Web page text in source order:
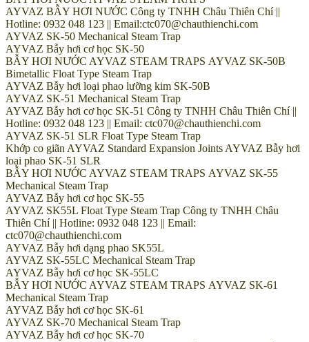
AYVAZ BẪY HƠI NƯỚC Công ty TNHH Châu Thiên Chí ||
Hotline: 0932 048 123 || Email:ctc070@chauthienchi.com
AYVAZ SK-50 Mechanical Steam Trap
AYVAZ Bẫy hơi cơ học SK-50
BẪY HƠI NƯỚC AYVAZ STEAM TRAPS AYVAZ SK-50B
Bimetallic Float Type Steam Trap
AYVAZ Bẫy hơi loại phao lưỡng kim SK-50B
AYVAZ SK-51 Mechanical Steam Trap
AYVAZ Bẫy hơi cơ học SK-51 Công ty TNHH Châu Thiên Chí ||
Hotline: 0932 048 123 || Email: ctc070@chauthienchi.com
AYVAZ SK-51 SLR Float Type Steam Trap
Khớp co giãn AYVAZ Standard Expansion Joints AYVAZ Bẫy hơi
loại phao SK-51 SLR
BẪY HƠI NƯỚC AYVAZ STEAM TRAPS AYVAZ SK-55
Mechanical Steam Trap
AYVAZ Bẫy hơi cơ học SK-55
AYVAZ SK55L Float Type Steam Trap Công ty TNHH Châu
Thiên Chí || Hotline: 0932 048 123 || Email:
ctc070@chauthienchi.com
AYVAZ Bẫy hơi dạng phao SK55L
AYVAZ SK-55LC Mechanical Steam Trap
AYVAZ Bẫy hơi cơ học SK-55LC
BẪY HƠI NƯỚC AYVAZ STEAM TRAPS AYVAZ SK-61
Mechanical Steam Trap
AYVAZ Bẫy hơi cơ học SK-61
AYVAZ SK-70 Mechanical Steam Trap
AYVAZ Bẫy hơi cơ học SK-70